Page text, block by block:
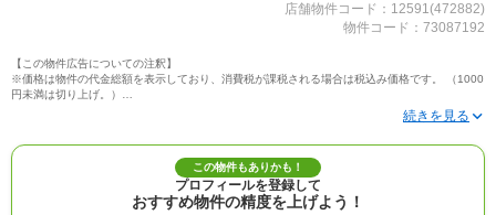
店舗物件コード：12591(472882)
物件コード：73087192
【この物件広告についての注釈】
※価格は物件の代金総額を表示しており、消費税が課税される場合は税込み価格です。 （1000
円未満は切り上げ。）
※写真に写っている、またはパース（絵）や間取り図に描かれている家具や車などは、特にコ
※建築条件付き土地価格には、建物価格は含まれません。
※物件情報は、原則として情報提供日の２日前に最終確認した情報です。
※完成予想図はいずれも外構、植栽、外観等実際のものとは多少異なることがあります。
※モデルルーム・モデルハウス・展示場・ショールームの画像の場合、今回販売の物件と異な
この物件もありかも！
プロフィールを登録して
おすすめ物件の精度を上げよう！